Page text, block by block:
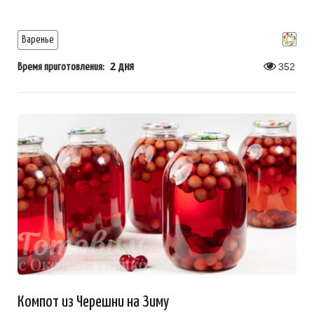
Варенье
Время приготовления: 2 дня 352
Компот из Черешни на Зиму